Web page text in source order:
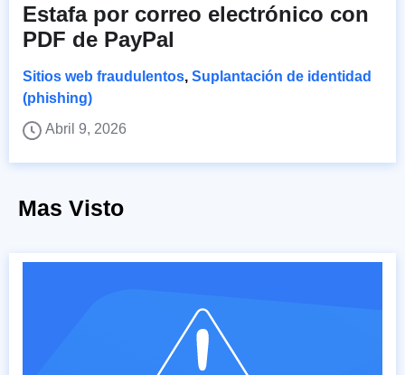
Estafa por correo electrónico con
PDF de PayPal
Sitios web fraudulentos, Suplantación de identidad
(phishing)
Abril 9, 2026
Mas Visto